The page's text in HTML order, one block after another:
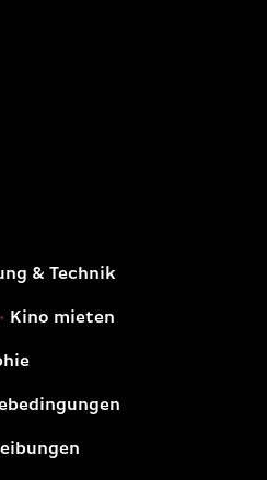
& Technik
Kino mieten